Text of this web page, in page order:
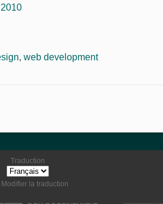
, web development
Traduction
Modifier la traduction